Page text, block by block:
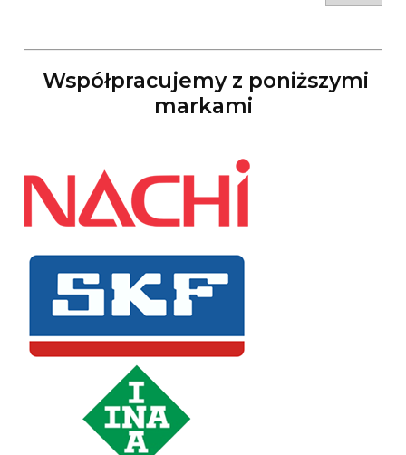
Współpracujemy z poniższymi
markami